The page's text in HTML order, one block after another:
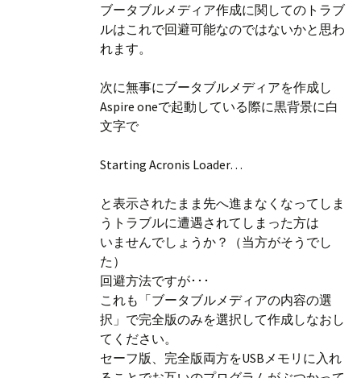
ブータブルメディア作成に関してのトラブ
ルはこれで回避可能なのではないかと思わ
れます。
次に無事にブータブルメディアを作成し
Aspire oneで起動している際に黒背景に白
文字で
Starting Acronis Loader…
と表示されたまま先へ進まなくなってしま
うトラブルに遭遇されてしまった方は
いませんでしょうか？（当方がそうでし
た）
回避方法ですが･･･
これも「ブータブルメディアの内容の選
択」で完全版のみを選択して作成しなおし
てください。
セーフ版、完全版両方をUSBメモリに入れ